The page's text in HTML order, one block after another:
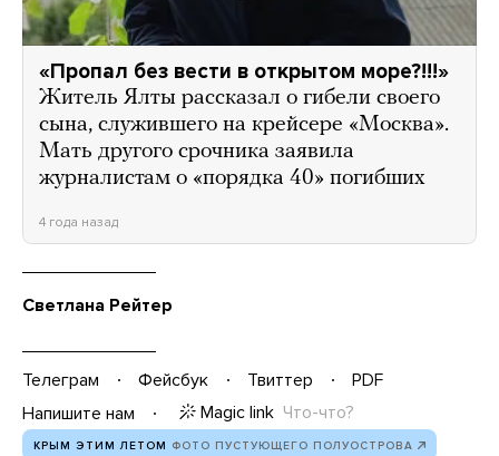
«Пропал без вести в открытом море?!!!»
Житель Ялты рассказал о гибели своего
сына, служившего на крейсере «Москва».
Мать другого срочника заявила
журналистам о «порядка 40» погибших
4 года назад
Светлана Рейтер
Телеграм Фейсбук Твиттер
PDF
Напишите нам
Magic link Что-что?
КРЫМ ЭТИМ ЛЕТОМ ФОТО ПУСТУЮЩЕГО ПОЛУОСТРОВА